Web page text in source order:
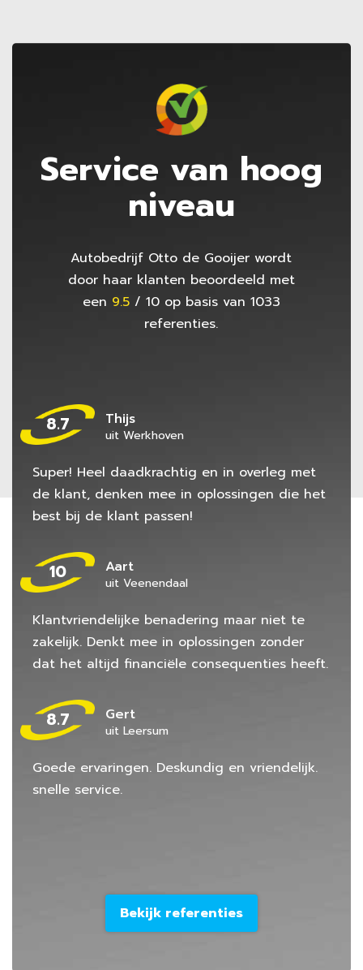
Service van hoog
niveau
Autobedrijf Otto de Gooijer wordt
door haar klanten beoordeeld met
een 9.5/ 10op basis van 1033
referenties.
8.7 Thijs
uit Werkhoven
Super! Heel daadkrachtig en in overleg met
de klant, denken mee in oplossingen die het
best bij de klant passen!
10 Aart
uit Veenendaal
Klantvriendelijke benadering maar niet te
zakelijk. Denkt mee in oplossingen zonder
dat het altijd financiële consequenties heeft.
8.7 Gert
uit Leersum
Goede ervaringen. Deskundig en vriendelijk.
snelle service.
Bekijk referenties